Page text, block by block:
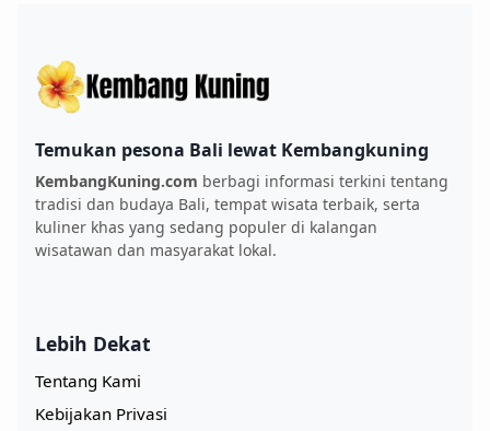
Temukan pesona Bali lewat Kembangkuning
KembangKuning.com berbagi informasi terkini tentang
tradisi dan budaya Bali, tempat wisata terbaik, serta
kuliner khas yang sedang populer di kalangan
wisatawan dan masyarakat lokal.
Lebih Dekat
Tentang Kami
Kebijakan Privasi